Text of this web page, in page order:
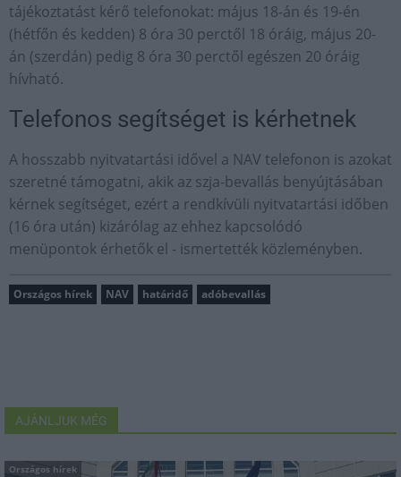
tájékoztatást kérő telefonokat: május 18-án és 19-én
(hétfőn és kedden) 8 óra 30 perctől 18 óráig, május 20-
án (szerdán) pedig 8 óra 30 perctől egészen 20 óráig
hívható.
Telefonos segítséget is kérhetnek
A hosszabb nyitvatartási idővel a NAV telefonon is azokat
szeretné támogatni, akik az szja-bevallás benyújtásában
kérnek segítséget, ezért a rendkívüli nyitvatartási időben
(16 óra után) kizárólag az ehhez kapcsolódó
menüpontok érhetők el - ismertették közleményben.
Országos hírek NAV határidő adóbevallás
AJÁNLJUK MÉG
Országos hírek